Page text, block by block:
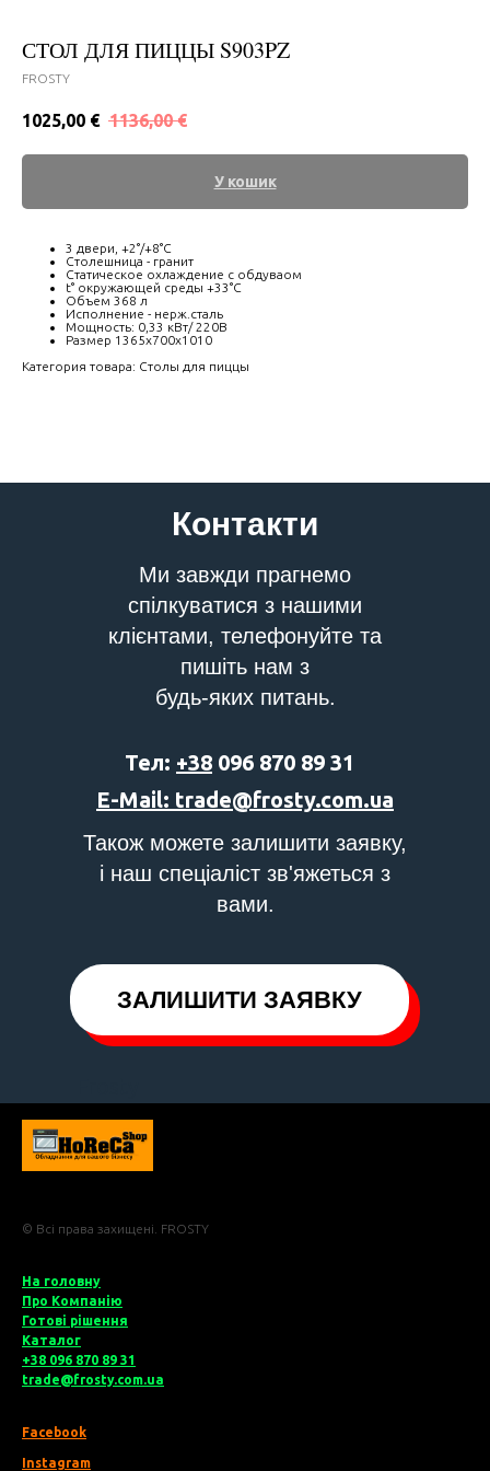
СТОЛ ДЛЯ ПИЦЦЫ S903PZ
FROSTY
1025,00 € 1136,00 €
У кошик
3 двери, +2°/+8°C
Cтолешница - гранит
Cтатическое охлаждение с обдуваом
t° окружающей среды +33°С
Объем 368 л
Исполнение - нерж.сталь
Мощность: 0,33 кВт/ 220В
Размер 1365x700x1010
Категория товара: Столы для пиццы
Контакти
Ми завжди прагнемо
спілкуватися з нашими
клієнтами, телефонуйте та
пишіть нам з
будь-яких питань.
Також можете залишити заявку,
і наш спеціаліст зв'яжеться з
вами.
ЗАЛИШИТИ ЗАЯВКУ
E-Mail: trade@frosty.com.ua
Тел: +38 096 870 89 31
© Всі права захищені. FROSTY
На головну
Про Компанію
Готові рішення
Каталог
+38 096 870 89 31
trade@frosty.com.ua
Facebook
Instagram